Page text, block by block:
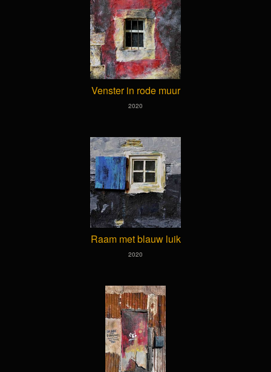
Venster in rode muur
2020
Raam met blauw luik
2020